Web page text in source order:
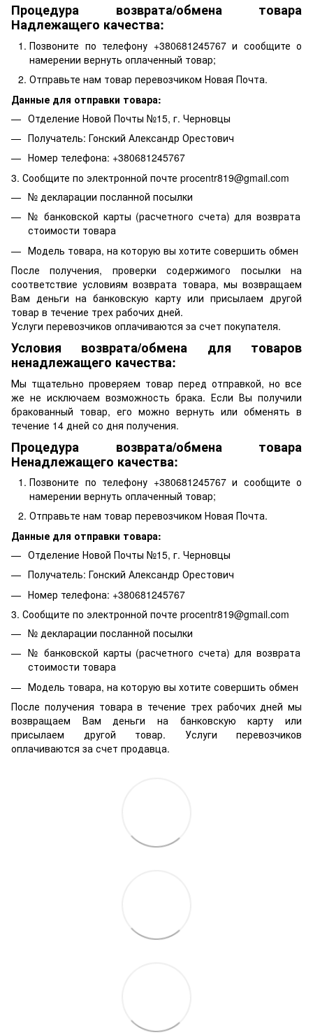
Процедура возврата/обмена товара
Надлежащего качества:
Позвоните по телефону +380681245767 и сообщите о
намерении вернуть оплаченный товар;
Отправьте нам товар перевозчиком Новая Почта.
Данные для отправки товара:
Отделение Новой Почты №15, г. Черновцы
Получатель: Гонский Александр Орестович
Номер телефона: +380681245767
3. Сообщите по электронной почте procentr819@gmail.com
№ декларации посланной посылки
№ банковской карты (расчетного счета) для возврата
стоимости товара
Модель товара, на которую вы хотите совершить обмен
После получения, проверки содержимого посылки на
соответствие условиям возврата товара, мы возвращаем
Вам деньги на банковскую карту или присылаем другой
товар в течение трех рабочих дней.
Услуги перевозчиков оплачиваются за счет покупателя.
Условия возврата/обмена для товаров
ненадлежащего качества:
Мы тщательно проверяем товар перед отправкой, но все
же не исключаем возможность брака. Если Вы получили
бракованный товар, его можно вернуть или обменять в
течение 14 дней со дня получения.
Процедура возврата/обмена товара
Ненадлежащего качества:
Позвоните по телефону +380681245767 и сообщите о
намерении вернуть оплаченный товар;
Отправьте нам товар перевозчиком Новая Почта.
Данные для отправки товара:
Отделение Новой Почты №15, г. Черновцы
Получатель: Гонский Александр Орестович
Номер телефона: +380681245767
3. Сообщите по электронной почте procentr819@gmail.com
№ декларации посланной посылки
№ банковской карты (расчетного счета) для возврата
стоимости товара
Модель товара, на которую вы хотите совершить обмен
После получения товара в течение трех рабочих дней мы
возвращаем Вам деньги на банковскую карту или
присылаем другой товар. Услуги перевозчиков
оплачиваются за счет продавца.